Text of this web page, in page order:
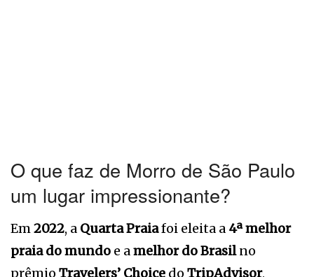
O que faz de Morro de São Paulo
um lugar impressionante?
Em2022, a Quarta Praiafoi eleita a 4ª melhor
praia do mundo e amelhor do Brasilno
prêmio Travelers’ Choice do TripAdvisor,